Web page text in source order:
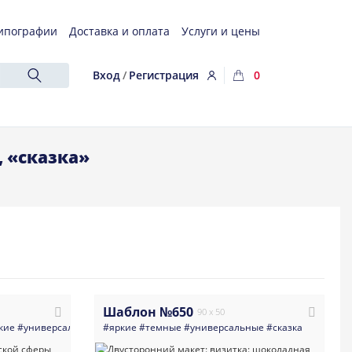
Доставка и оплата Услуги и цены
Вход/ Регистрация 0
#универсальные #визитка#детский_сад#детские_товары #светлые
Шаблон №650 90 x 50
#яркие #темные #универсальные #сказка